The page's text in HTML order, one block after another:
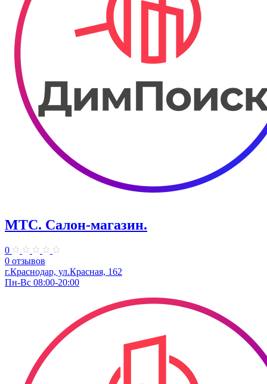
МТС. Салон-магазин.
0
0 отзывов
г.Краснодар, ул.Красная, 162
Пн-Вс 08:00-20:00